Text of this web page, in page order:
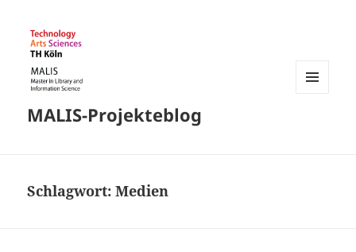
MALIS-Projekteblog
Schlagwort:Medien